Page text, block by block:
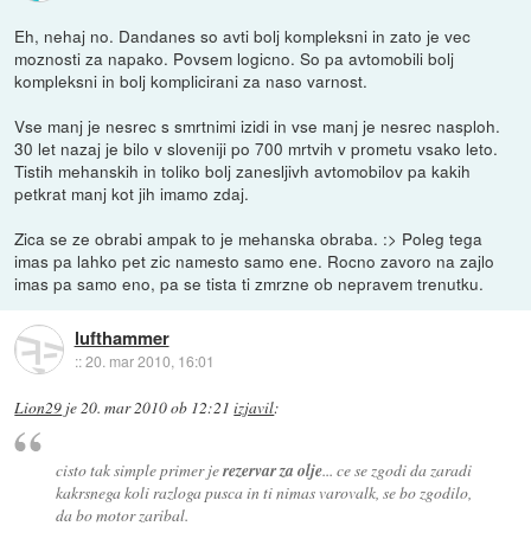
Eh, nehaj no. Dandanes so avti bolj kompleksni in zato je vec
moznosti za napako. Povsem logicno. So pa avtomobili bolj
kompleksni in bolj komplicirani za naso varnost.
Vse manj je nesrec s smrtnimi izidi in vse manj je nesrec nasploh.
30 let nazaj je bilo v sloveniji po 700 mrtvih v prometu vsako leto.
Tistih mehanskih in toliko bolj zanesljivh avtomobilov pa kakih
petkrat manj kot jih imamo zdaj.
Zica se ze obrabi ampak to je mehanska obraba. :> Poleg tega
imas pa lahko pet zic namesto samo ene. Rocno zavoro na zajlo
imas pa samo eno, pa se tista ti zmrzne ob nepravem trenutku.
lufthammer
::20. mar 2010, 16:01
Lion29 je20. mar 2010 ob 12:21 izjavil:
cisto tak simple primer jerezervar za olje... ce se zgodi da zaradi
kakrsnega koli razloga pusca in ti nimas varovalk, se bo zgodilo,
da bo motor zaribal.